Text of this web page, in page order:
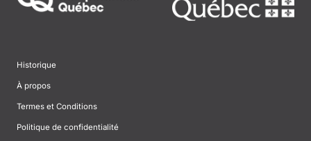
Historique
À propos
Termes et Conditions
Politique de confidentialité